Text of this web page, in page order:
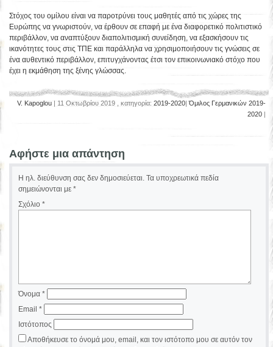
Στόχος του ομίλου είναι να παροτρύνει τους μαθητές από τις χώρες της
Ευρώπης να γνωριστούν, να έρθουν σε επαφή με ένα διαφορετικό πολιτιστικό
περιβάλλον, να αναπτύξουν διαπολιτισμική συνείδηση, να εξασκήσουν τις
ικανότητες τους στις ΤΠΕ και παράλληλα να χρησιμοποιήσουν τις γνώσεις σε
ένα αυθεντικό περιβάλλον, επιτυγχάνοντας έτσι τον επικοινωνιακό στόχο που
έχει η εκμάθηση της ξένης γλώσσας.
V. Kapoglou| 11 Οκτωβρίου 2019 , κατηγορία: 2019-2020|Όμιλος Γερμανικών 2019-
2020|
Αφήστε μια απάντηση
Η ηλ. διεύθυνση σας δεν δημοσιεύεται. Τα υποχρεωτικά πεδία
σημειώνονται με *
Σχόλιο *
Όνομα *
Email *
Ιστότοπος
Αποθήκευσε το όνομά μου, email, και τον ιστότοπο μου σε αυτόν τον